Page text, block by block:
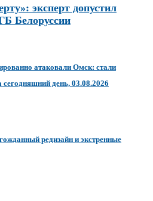
эксперт допустил
Белоруссии
атаковали Омск: стали
сегодняшний день, 03.08.2026
редизайн и экстренные